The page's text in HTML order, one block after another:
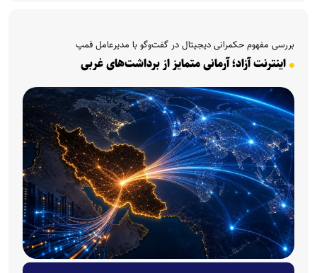
بررسی مفهوم حکمرانی دیجیتال در گفت‌وگو با مدیرعامل فمپ
اینترنت آزاد؛ آرمانی متمایز از برداشت‌های غربی